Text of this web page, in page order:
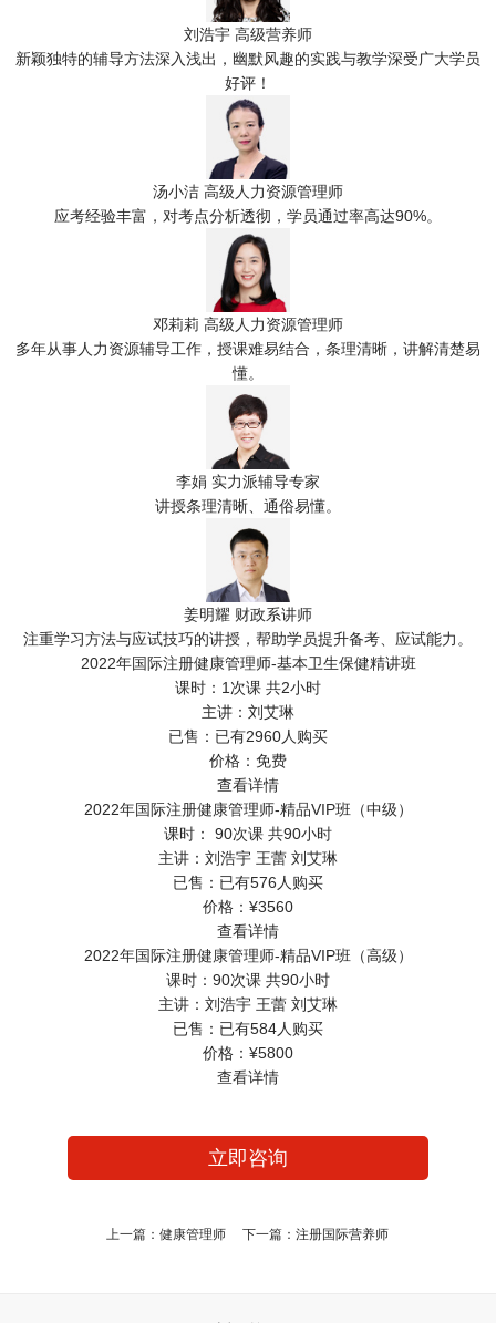
刘浩宇 高级营养师
新颖独特的辅导方法深入浅出，幽默风趣的实践与教学深受广大学员
好评！
汤小洁 高级人力资源管理师
应考经验丰富，对考点分析透彻，学员通过率高达90%。
邓莉莉 高级人力资源管理师
多年从事人力资源辅导工作，授课难易结合，条理清晰，讲解清楚易
懂。
李娟 实力派辅导专家
讲授条理清晰、通俗易懂。
姜明耀 财政系讲师
注重学习方法与应试技巧的讲授，帮助学员提升备考、应试能力。
2022年国际注册健康管理师-基本卫生保健精讲班
课时： 1次课 共2小时
主讲： 刘艾琳
已售： 已有2960人购买
价格： 免费
查看详情
2022年国际注册健康管理师-精品VIP班（中级）
课时：
90次课 共90小时
主讲： 刘浩宇 王蕾 刘艾琳
已售： 已有576人购买
价格： ¥3560
查看详情
2022年国际注册健康管理师-精品VIP班（高级）
课时： 90次课 共90小时
主讲： 刘浩宇 王蕾 刘艾琳
已售： 已有584人购买
价格： ¥5800
查看详情
立即咨询
上一篇：健康管理师 下一篇：注册国际营养师